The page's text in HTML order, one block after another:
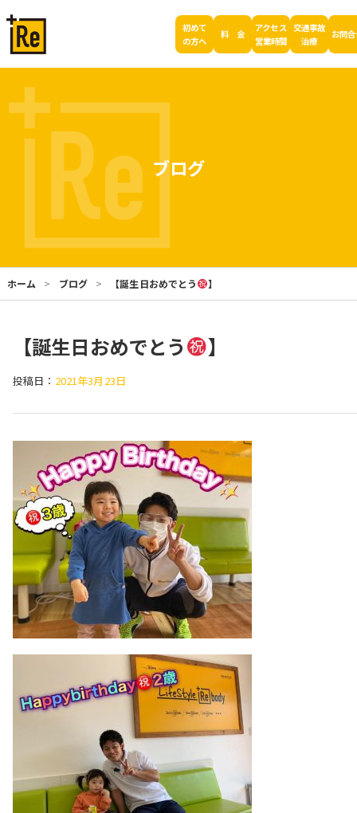
初めて
の方へ
料 金
アクセス
営業時間
交通事故
治療
お問
ブログ
ホーム ブログ 【誕生日おめでとう 】
【誕生日おめでとう 】
投稿日： 2021年3月23日